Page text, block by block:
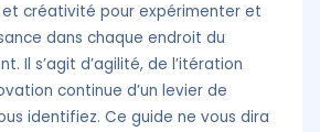
créativité pour expérimenter et
dans chaque endroit du
Il s’agit d’agilité, de l’itération
continue d’un levier de
identifiez. Ce guide ne vous dira